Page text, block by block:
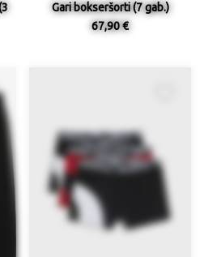
Gari bokseršorti (7 gab.)
67,90 €